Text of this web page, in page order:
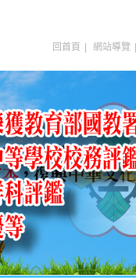
回首頁 網站導覽